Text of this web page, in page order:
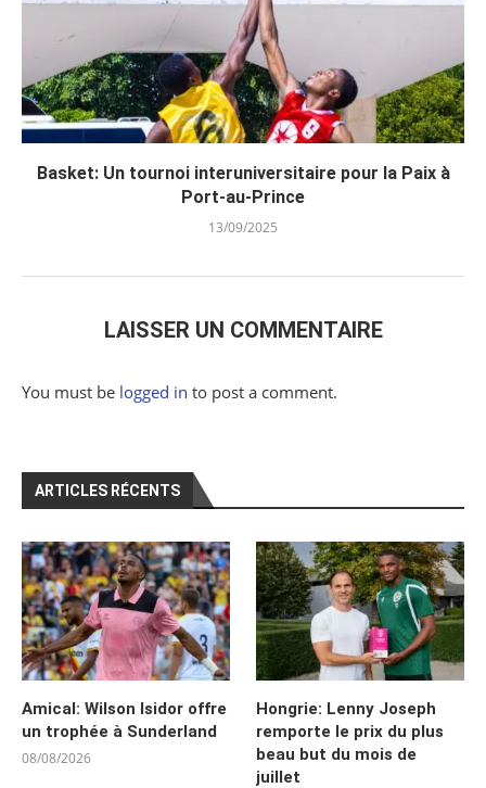
Basket: Un tournoi interuniversitaire pour la Paix à
Port-au-Prince
13/09/2025
LAISSER UN COMMENTAIRE
You must be logged in to post a comment.
ARTICLES RÉCENTS
Amical: Wilson Isidor offre
un trophée à Sunderland
08/08/2026
Hongrie: Lenny Joseph
remporte le prix du plus
beau but du mois de
juillet